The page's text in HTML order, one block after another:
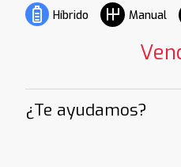
Híbrido
Manual
¿Te ayudamos?